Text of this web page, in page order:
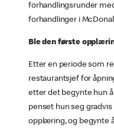
forhandlingsrunder
forhandlinger i
Ble den første
Etter en periode som
restaurantsjef for
etter det begynte hun
penset hun seg
opplæring, og begynte